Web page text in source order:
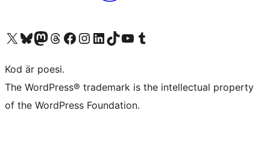
Besök vår X-konto (f.d. Twitter)
Besök vårt Bluesky-konto
Besök vårt Mastodon-konto
Besök vårt Thread-konto
Besök vår Facebook-sidaBesök vårt Instagram-konto
Besök vårt LinkedIn-konto
Besök vårt TikTok-konto
Besök vår YouTube-kanalBesök vårt Tumblr-konto
Kod är poesi.
The WordPress® trademark is the intellectual property
of the WordPress Foundation.